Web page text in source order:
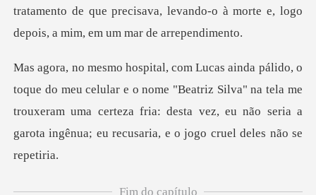
tratamento de
o nome "Beatriz Silva" na tela me
trouxeram uma certeza fria: desta vez, eu n
Fim do capítulo